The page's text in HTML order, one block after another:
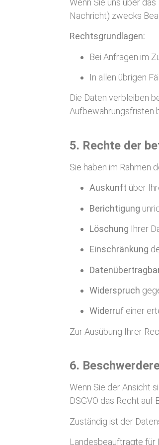
Wenn Sie uns über
Nachricht) zwecks
Rechtsgrundlagen:
Bei Anfragen im
In allen übrigen
Die Daten verbleiben
Aufbewahrungsfristen
5. Rechte der
Sie haben im Rahmen
Auskunft über
Berichtigung
Löschung Ihrer
Einschränkung
Widerspruch
Widerruf einer
Zur Ausübung Ihrer
6.
Wenn Sie der Ansicht
DSGVO das Recht
Zuständig ist der
Landesbeauftragte für